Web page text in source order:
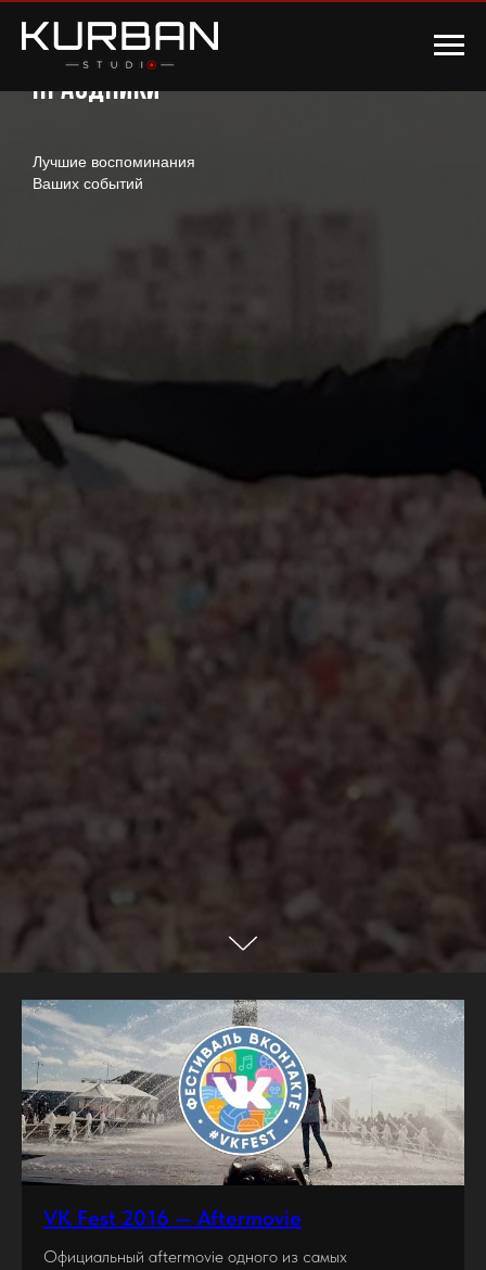
Праздники
Лучшие воспоминания
Ваших событий
VK Fest 2016 — Aftermovie
Официальный aftermovie одного из самых